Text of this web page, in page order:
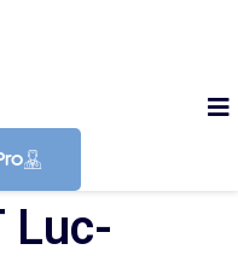
Luc-